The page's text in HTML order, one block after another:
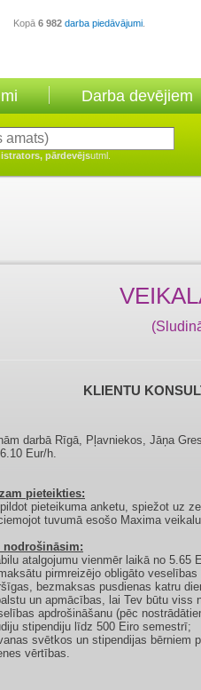
Kopā 6 982 darba piedāvājumi
Darba devējiem
pārdevējsutml.
KLIENTU
darbā Rīgā, Pļavniekos, Jāņa
Eur/h.
pieteikties:
pieteikuma anketu, spiežot uz
tuvumā esošo Maxima
nodrošināsim:
atalgojumu vienmēr laikā no 5.65
pirmreizējo obligāto veselības
bezmaksas pusdienas katru
un apmācības, lai Tev būtu viss
apdrošināšanu (pēc
stipendiju līdz 500 Eiro semestrī;
svētkos un stipendijas bērniem
vērtības.